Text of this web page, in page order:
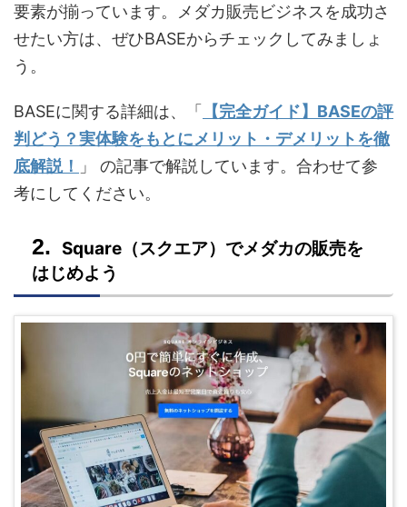
要素が揃っています。メダカ販売ビジネスを成功さ
せたい方は、ぜひBASEからチェックしてみましょ
う。
BASEに関する詳細は、「
【完全ガイド】BASEの評
判どう？実体験をもとにメリット・デメリットを徹
底解説！
」 の記事で解説しています。合わせて参
考にしてください。
Square（スクエア）でメダカの販売を
はじめよう